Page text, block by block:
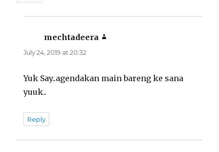
mechtadeera
July 24, 2019 at 20:32
Yuk Say..agendakan main bareng ke sana
yuuk..
Reply